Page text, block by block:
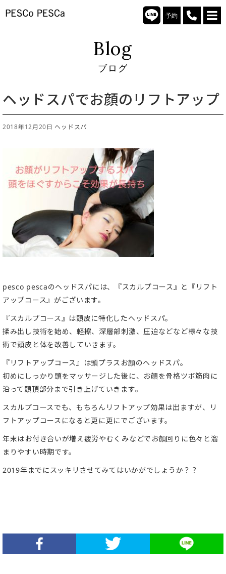
予約
Blog
ブログ
ヘッドスパでお顔のリフトアップ
2018年12月20日 ヘッドスパ
pesco pescaのヘッドスパには、『スカルプコース』と『リフト
アップコース』がございます。
『スカルプコース』は頭皮に特化したヘッドスパ。
揉み出し技術を始め、軽擦、深層部刺激、圧迫などなど様々な技
術で頭皮と体を改善していきます。
『リフトアップコース』は頭プラスお顔のヘッドスパ。
初めにしっかり頭をマッサージした後に、お顔を骨格ツボ筋肉に
沿って頭頂部分まで引き上げていきます。
スカルプコースでも、もちろんリフトアップ効果は出ますが、リ
フトアップコースになると更に更にでございます。
年末はお付き合いが増え疲労やむくみなどでお顔回りに色々と溜
まりやすい時期です。
2019年までにスッキリさせてみてはいかがでしょうか？？